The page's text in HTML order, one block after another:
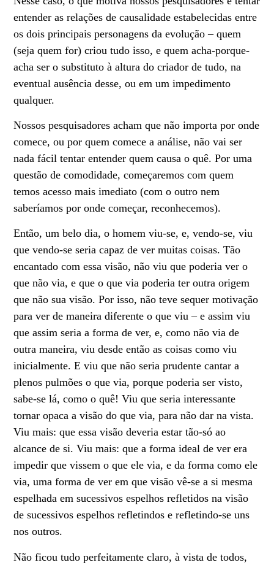
entender as relações de causalidade estabelecidas entre
os dois principais personagens da evolução – quem
(seja quem for) criou tudo isso, e quem acha-porque-
acha ser o substituto à altura do criador de tudo, na
eventual ausência desse, ou em um impedimento
qualquer.
Nossos pesquisadores acham que não importa por onde
comece, ou por quem comece a análise, não vai ser
nada fácil tentar entender quem causa o quê. Por uma
questão de comodidade, começaremos com quem
temos acesso mais imediato (com o outro nem
saberíamos por onde começar, reconhecemos).
Então, um belo dia, o homem viu-se, e, vendo-se, viu
que vendo-se seria capaz de ver muitas coisas. Tão
encantado com essa visão, não viu que poderia ver o
que não via, e que o que via poderia ter outra origem
que não sua visão. Por isso, não teve sequer motivação
para ver de maneira diferente o que viu – e assim viu
que assim seria a forma de ver, e, como não via de
outra maneira, viu desde então as coisas como viu
inicialmente. E viu que não seria prudente cantar a
plenos pulmões o que via, porque poderia ser visto,
sabe-se lá, como o quê! Viu que seria interessante
tornar opaca a visão do que via, para não dar na vista.
Viu mais: que essa visão deveria estar tão-só ao
alcance de si. Viu mais: que a forma ideal de ver era
impedir que vissem o que ele via, e da forma como ele
via, uma forma de ver em que visão vê-se a si mesma
espelhada em sucessivos espelhos refletidos na visão
de sucessivos espelhos refletindos e refletindo-se uns
nos outros.
Não ficou tudo perfeitamente claro, à vista de todos,